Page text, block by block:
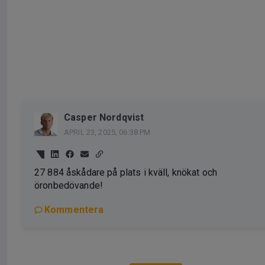
Casper Nordqvist
APRIL 23, 2025, 06:38 PM
27 884 åskådare på plats i kväll, knökat och
öronbedövande!
Kommentera